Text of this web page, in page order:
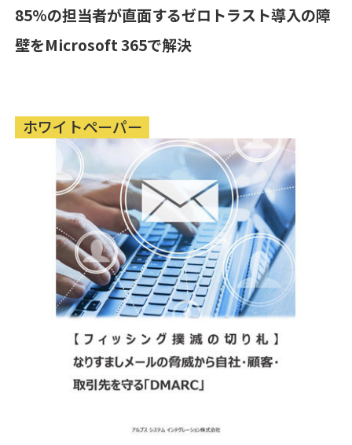
85%の担当者が直面するゼロトラスト導入の障
壁をMicrosoft 365で解決
ホワイトペーパー